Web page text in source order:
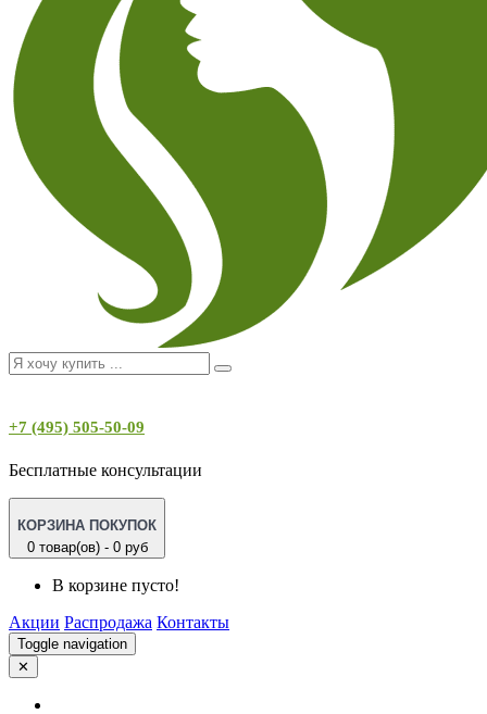
+7 (495) 505-50-09
Бесплатные консультации
КОРЗИНА ПОКУПОК
0 товар(ов) - 0 руб
В корзине пусто!
Акции Распродажа Контакты
Toggle navigation
✕